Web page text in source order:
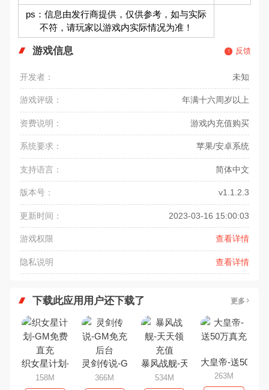
ps：信息由发行商提供，仅供参考，如与实际
不符，请玩家以游戏内实际情况为准！
游戏信息 反馈
开发者： 未知
游戏评级： 年满十六周岁以上
资费说明： 游戏内充值购买
系统要求： 苹果/安卓系统
支持语言： 简体中文
版本号： v1.1.2.3
更新时间： 2023-03-16 15:00:03
游戏权限 查看详情
隐私说明 查看详情
下载此应用用户还下载了 更多
织女星计划-GM免费直充
158M
灵剑传说-GM免充后台
366M
暴风战舰-天天领充值
534M
大皇帝-送50万
263M